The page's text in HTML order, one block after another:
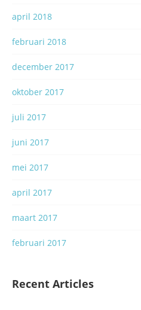
april 2018
februari 2018
december 2017
oktober 2017
juli 2017
juni 2017
mei 2017
april 2017
maart 2017
februari 2017
Recent Articles